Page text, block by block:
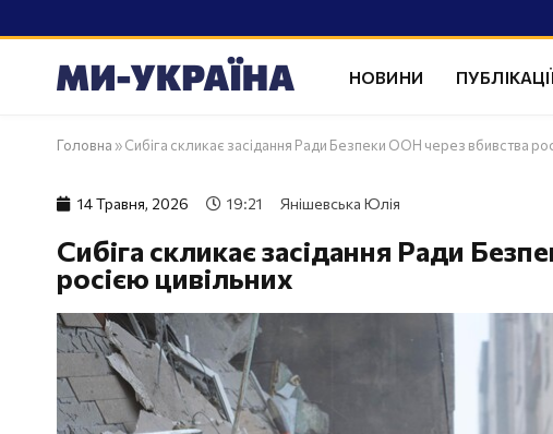
НОВИНИ
Головна »Сибіга скликає засідання Ради Безпеки ООН через вбивства
14 Травня, 2026 19:21 Янішевська Юлія
Сибіга скликає засідання Ради
росією цивільних